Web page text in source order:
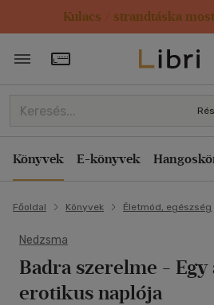
Kulacs / strandtáska
Törzsvásárlói Kártya adatai
Könyvek E-könyvek
Főoldal Könyvek Életmód, egészség
Nedzsma
Badra szerelme - Egy
erotikus naplója